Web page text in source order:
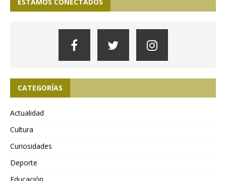
ESTAMOS CONECTADOS
CATEGORÍAS
Actualidad
Cultura
Curiosidades
Deporte